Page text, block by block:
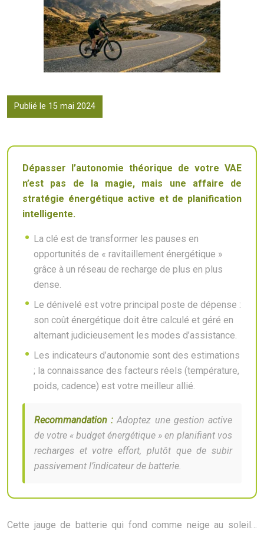
Publié le 15 mai 2024
Dépasser l’autonomie théorique de votre VAE
n’est pas de la magie, mais une affaire de
stratégie énergétique active et de planification
intelligente.
La clé est de transformer les pauses en
opportunités de « ravitaillement énergétique »
grâce à un réseau de recharge de plus en plus
dense.
Le dénivelé est votre principal poste de dépense :
son coût énergétique doit être calculé et géré en
alternant judicieusement les modes d’assistance.
Les indicateurs d’autonomie sont des estimations
; la connaissance des facteurs réels (température,
poids, cadence) est votre meilleur allié.
Recommandation : Adoptez une gestion active
de votre « budget énergétique » en planifiant vos
recharges et votre effort, plutôt que de subir
passivement l’indicateur de batterie.
Cette jauge de batterie qui fond comme neige au soleil…